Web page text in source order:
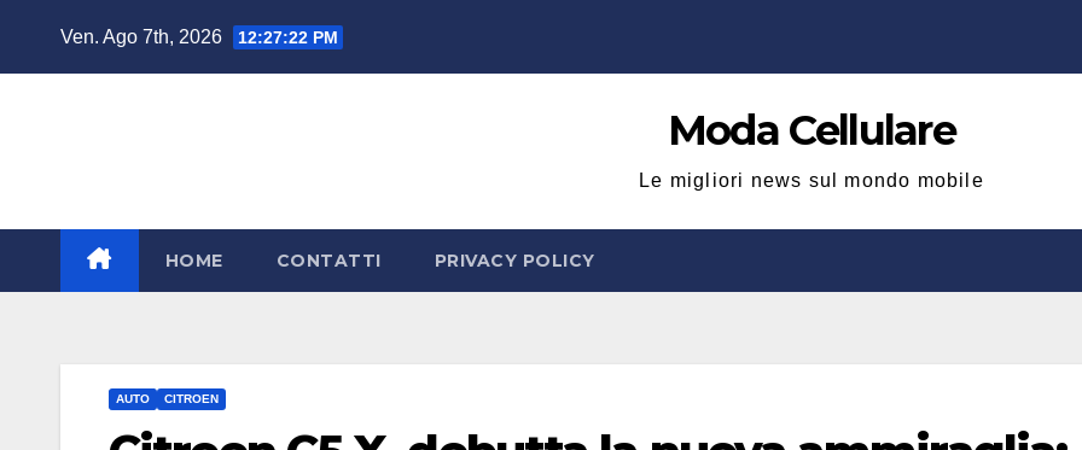
Ven. Ago 7th, 2026 12:27:23 PM
Moda Cellulare
Le migliori news sul mondo mobile
HOME CONTATTI PRIVACY POLICY
AUTO CITROEN